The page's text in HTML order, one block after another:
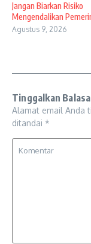
Jangan Biarkan Risiko
Mengendalikan
Agustus 9, 2026
Tinggalkan
Alamat email Anda
ditandai *